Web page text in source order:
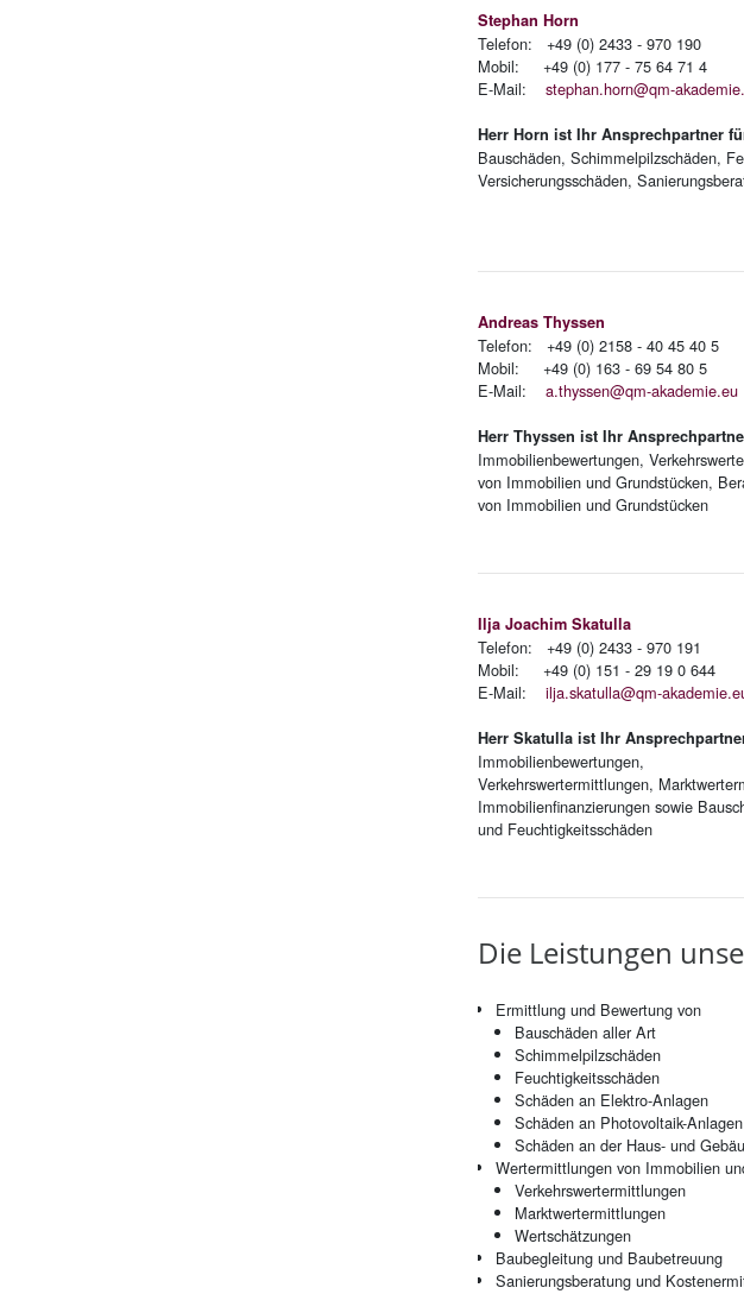
Stephan Horn
Telefon: +49 (0) 2433 - 970 190
Mobil: +49 (0) 177 - 75 64 71 4
E-Mail: stephan.horn@qm-
Herr Horn ist Ihr Ansprechpartner
Bauschäden, Schimmelpilzschäden,
Versicherungsschäden,
Andreas Thyssen
Telefon: +49 (0) 2158 - 40 45 40 5
Mobil: +49 (0) 163 - 69 54 80 5
E-Mail: a.thyssen@qm-akademie.eu
Herr Thyssen ist Ihr
Immobilienbewertungen,
von Immobilien und Grundstücken,
von Immobilien und Grundstücken
Ilja Joachim Skatulla
Telefon: +49 (0) 2433 - 970 191
Mobil: +49 (0) 151 - 29 19 0 644
E-Mail: ilja.skatulla@qm-
Herr Skatulla ist Ihr
Immobilienbewertungen,
Verkehrswertermittlungen,
Immobilienfinanzierungen sowie
und Feuchtigkeitsschäden
Die Leis­tun­gen
Ermittlung und Bewertung von
Bauschäden aller Art
Schimmelpilzschäden
Feuchtigkeitsschäden
Schäden an Elektro-Anlagen
Schäden an Photovoltaik-Anlagen
Schäden an der Haus- und
Wertermittlungen von Immobilien
Verkehrswertermittlungen
Marktwertermittlungen
Wertschätzungen
Baubegleitung und Baubetreuung
Sanierungsberatung und